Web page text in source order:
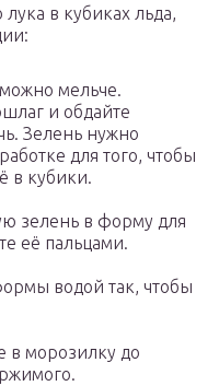
лука в кубиках льда,
мельче.
и обдайте
Зелень нужно
для того, чтобы
в кубики.
зелень в форму для
её пальцами.
водой так, чтобы
в морозилку до